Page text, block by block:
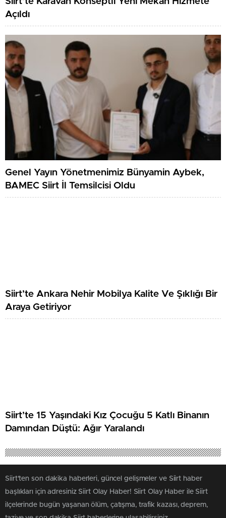
Siirt’te Karavan Konseptli Yeni Mekan Hizmete
Açıldı
Siirt’te Ankara Nehir Mobilya Kalite Ve Şıklığı Bir